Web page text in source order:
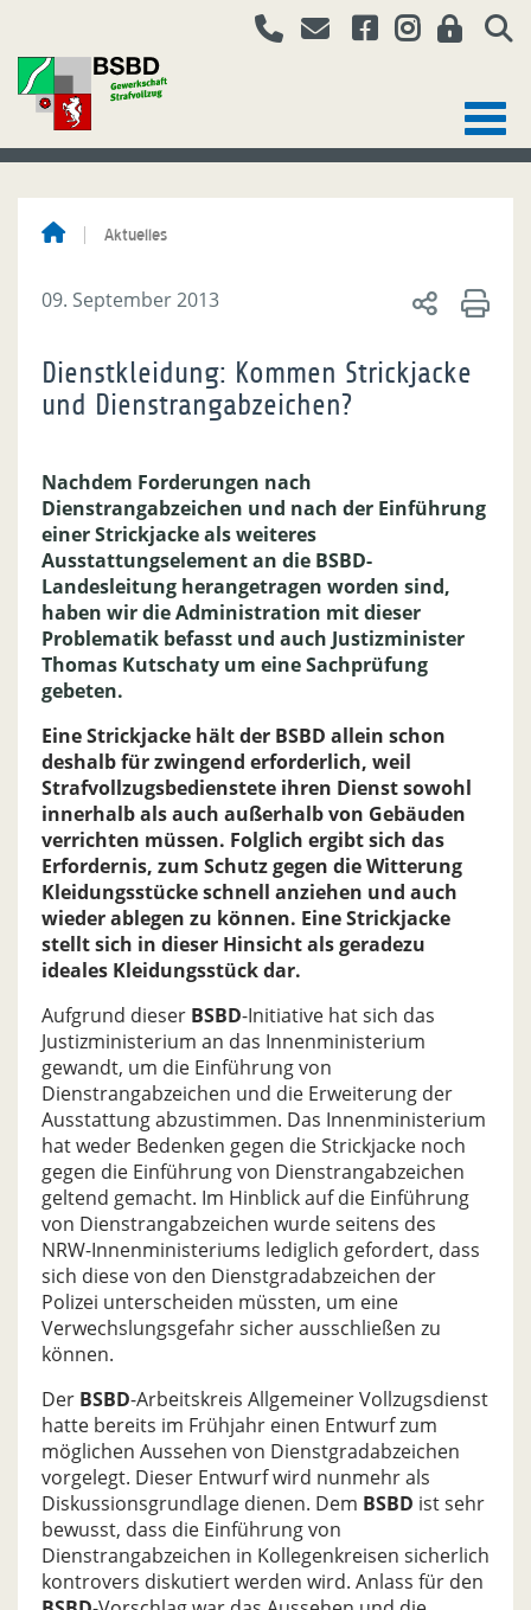
Aktuelles
09. September 2013
Dienstkleidung: Kommen Strickjacke
und Dienstrangabzeichen?
Nachdem Forderungen nach
Dienstrangabzeichen und nach der Einführung
einer Strickjacke als weiteres
Ausstattungselement an die BSBD-
Landesleitung herangetragen worden sind,
haben wir die Administration mit dieser
Problematik befasst und auch Justizminister
Thomas Kutschaty um eine Sachprüfung
gebeten.
Eine Strickjacke hält der BSBD allein schon
deshalb für zwingend erforderlich, weil
Strafvollzugsbedienstete ihren Dienst sowohl
innerhalb als auch außerhalb von Gebäuden
verrichten müssen. Folglich ergibt sich das
Erfordernis, zum Schutz gegen die Witterung
Kleidungsstücke schnell anziehen und auch
wieder ablegen zu können. Eine Strickjacke
stellt sich in dieser Hinsicht als geradezu
ideales Kleidungsstück dar.
Aufgrund dieser BSBD-Initiative hat sich das
Justizministerium an das Innenministerium
gewandt, um die Einführung von
Dienstrangabzeichen und die Erweiterung der
Ausstattung abzustimmen. Das Innenministerium
hat weder Bedenken gegen die Strickjacke noch
gegen die Einführung von Dienstrangabzeichen
geltend gemacht. Im Hinblick auf die Einführung
von Dienstrangabzeichen wurde seitens des
NRW-Innenministeriums lediglich gefordert, dass
sich diese von den Dienstgradabzeichen der
Polizei unterscheiden müssten, um eine
Verwechslungsgefahr sicher ausschließen zu
können.
Der BSBD-Arbeitskreis Allgemeiner Vollzugsdienst
hatte bereits im Frühjahr einen Entwurf zum
möglichen Aussehen von Dienstgradabzeichen
vorgelegt. Dieser Entwurf wird nunmehr als
Diskussionsgrundlage dienen. Dem BSBD ist sehr
bewusst, dass die Einführung von
Dienstrangabzeichen in Kollegenkreisen sicherlich
kontrovers diskutiert werden wird. Anlass für den